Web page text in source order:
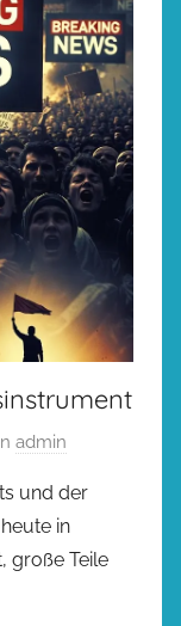
admin
und der
in
große Teile